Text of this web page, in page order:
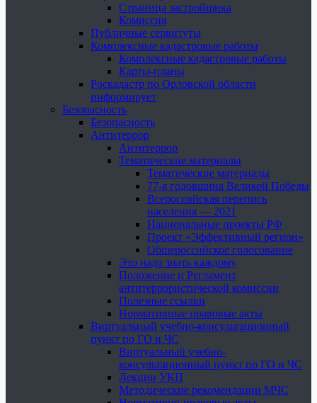
Страница застройщика
Комиссия
Публичные сервитуты
Комплексные кадастровые работы
Комплексные кадастровые работы
Карты-планы
Роскадастр по Орловской области
информирует
Безопасность
Безопасность
Антитеррор
Антитеррор
Тематические материалы
Тематические материалы
77-я годовщина Великой Победы
Всероссийская перепись
населения — 2021
Национальные проекты РФ
Проект «Эффективный регион»
Общероссийское голосование
Это надо знать каждому
Положение и Регламент
антитеррористической комиссии
Полезные ссылки
Нормативные правовые акты
Виртуальный учебно-консультационный
пункт по ГО и ЧС
Виртуальный учебно-
консультационный пункт по ГО и ЧС
Лекции УКП
Методические рекомендации МЧС